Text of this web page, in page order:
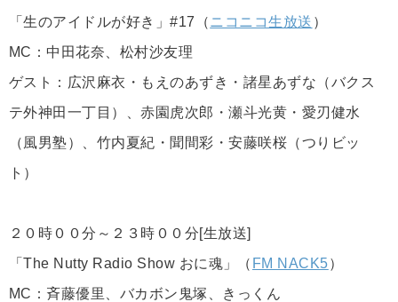
「生のアイドルが好き」#17（ニコニコ生放送 ）
MC：中田花奈、松村沙友理
ゲスト：広沢麻衣・もえのあずき・諸星あずな（バクス
テ外神田一丁目）、赤園虎次郎・瀬斗光黄・愛刃健水
（風男塾）、竹内夏紀・聞間彩・安藤咲桜（つりビッ
ト）
２０時００分～２３時００分[生放送]
「The Nutty Radio Show おに魂」（ FM NACK5）
MC：斉藤優里、バカボン鬼塚、きっくん